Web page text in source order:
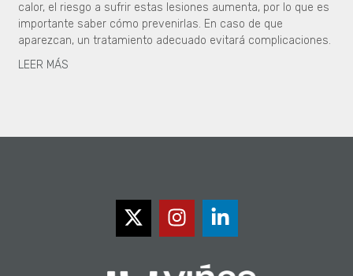
calor, el riesgo a sufrir estas lesiones aumenta, por lo que es
importante saber cómo prevenirlas. En caso de que
aparezcan, un tratamiento adecuado evitará complicaciones.
LEER MÁS